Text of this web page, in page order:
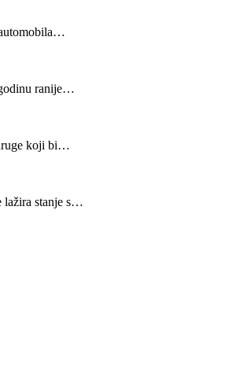
ranije…
koji bi…
lažira stanje s…